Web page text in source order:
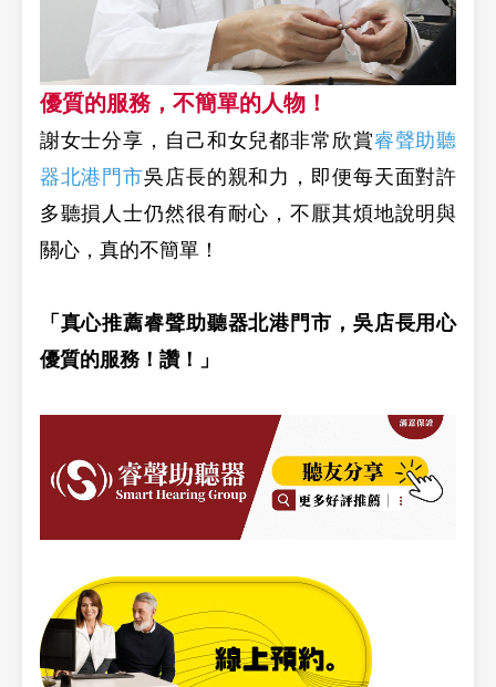
優質的服務，不簡單的人物！
謝女士分享，自己和女兒都非常欣賞睿聲助聽
器北港門市吳店長的親和力，即便每天面對許
多聽損人士仍然很有耐心，不厭其煩地說明與
關心，真的不簡單！
「真心推薦睿聲助聽器北港門市，吳店長用心
優質的服務！讚！」